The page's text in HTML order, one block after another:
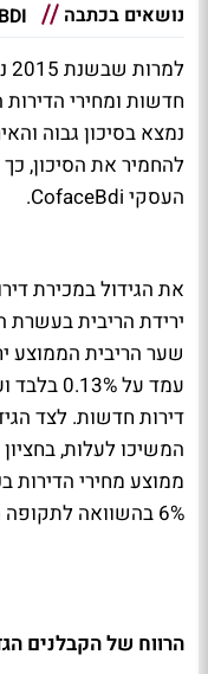
נושאים בכתבה BDI
חדשות ומחירי
נמצא בסיכון גבוה
להחמיר את הסיכון,
העסקי CofaceBdi.
את הגידול במכירת
עמד על
דירות חדשות. לצד
6% בהשוואה לתקופה המקבילה אשתקד.
הרווח של הקבלנים